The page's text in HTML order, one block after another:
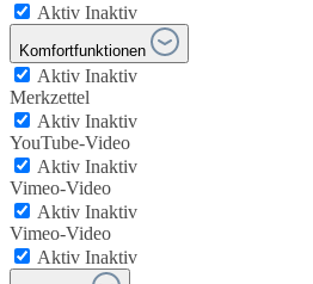
Aktiv Inaktiv
Komfortfunktionen
Aktiv Inaktiv
Merkzettel
Aktiv Inaktiv
YouTube-Video
Aktiv Inaktiv
Vimeo-Video
Aktiv Inaktiv
Vimeo-Video
Aktiv Inaktiv